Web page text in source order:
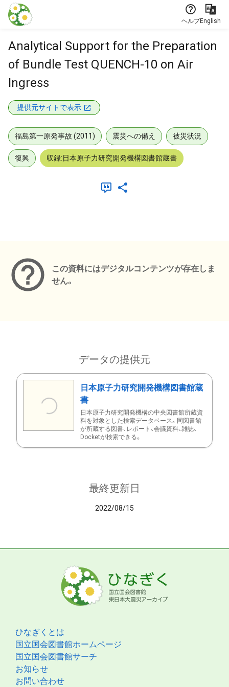
本文に飛ぶ
ヘルプEnglish
Analytical Support for the Preparation
of Bundle Test QUENCH-10 on Air
Ingress
提供元サイトで表示
福島第一原発事故 (2011) 震災への備え 被災状況
復興 収録:日本原子力研究開発機構図書館蔵書
この資料にはデジタルコンテンツが存在しま
せん。
データの提供元
日本原子力研究開発機構図書館蔵
書
日本原子力研究開発機構の中央図書館所蔵資
料を対象とした検索データベース。同図書館
が所蔵する図書、レポート、会議資料、雑誌、
Docketが検索できる。
最終更新日
2022/08/15
ひなぎくとは
国立国会図書館ホームページ
国立国会図書館サーチ
お知らせ
お問い合わせ